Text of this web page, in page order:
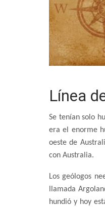
Línea
Se tenían solo
era el enorme
oeste de
con Australia.
Los geólogos
llamada
hundió y hoy